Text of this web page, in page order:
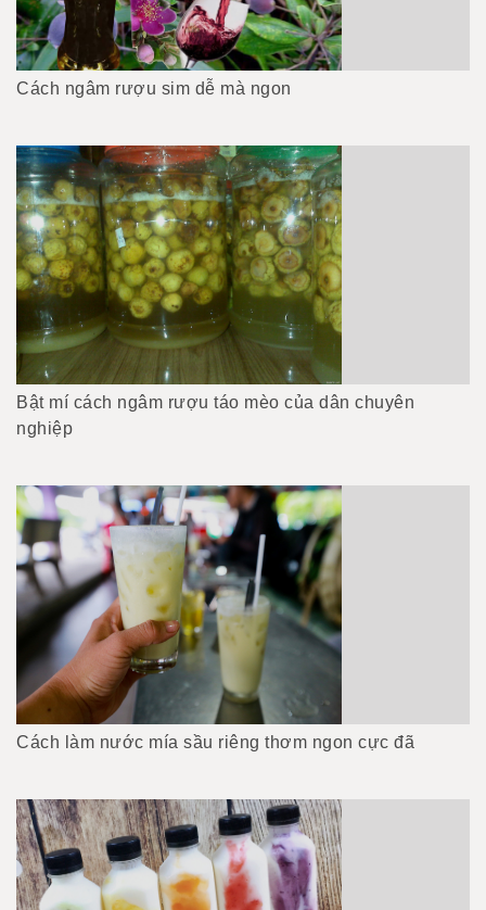
Cách ngâm rượu sim dễ mà ngon
Bật mí cách ngâm rượu táo mèo của dân chuyên
nghiệp
Cách làm nước mía sầu riêng thơm ngon cực đã